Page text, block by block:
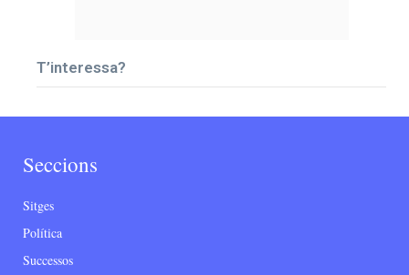
T’interessa?
Seccions
Sitges
Política
Successos